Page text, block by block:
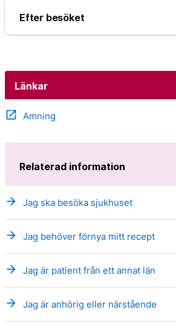
Efter besöket
Länkar
open_in_new Amning
Relaterad information
arrow_forward Jag ska besöka sjukhuset
arrow_forward Jag behöver förnya mitt recept
arrow_forward Jag är patient från ett annat län
arrow_forward Jag är anhörig eller närstående